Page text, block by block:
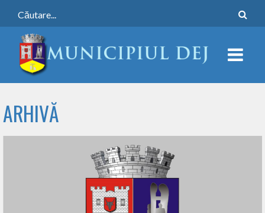
ARHIVĂ